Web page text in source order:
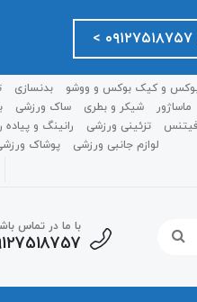
و کیک بوکس و ووشو بدنسازی
ماساژور شیکر و بطری ساک ورزشی
فیتنس تزئینی ورزشی رانینگ و پیاده
لوازم جانبی ورزشی
پوشاک
با ما در تماس